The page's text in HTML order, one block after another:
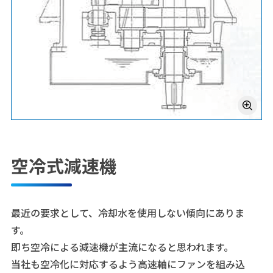
空冷式減速機
最近の要求として、冷却水を使用しない傾向にありま
す。
即ち空冷による減速機が主流になると思われます。
当社も空冷化に対応するよう高速軸にファンを組み込